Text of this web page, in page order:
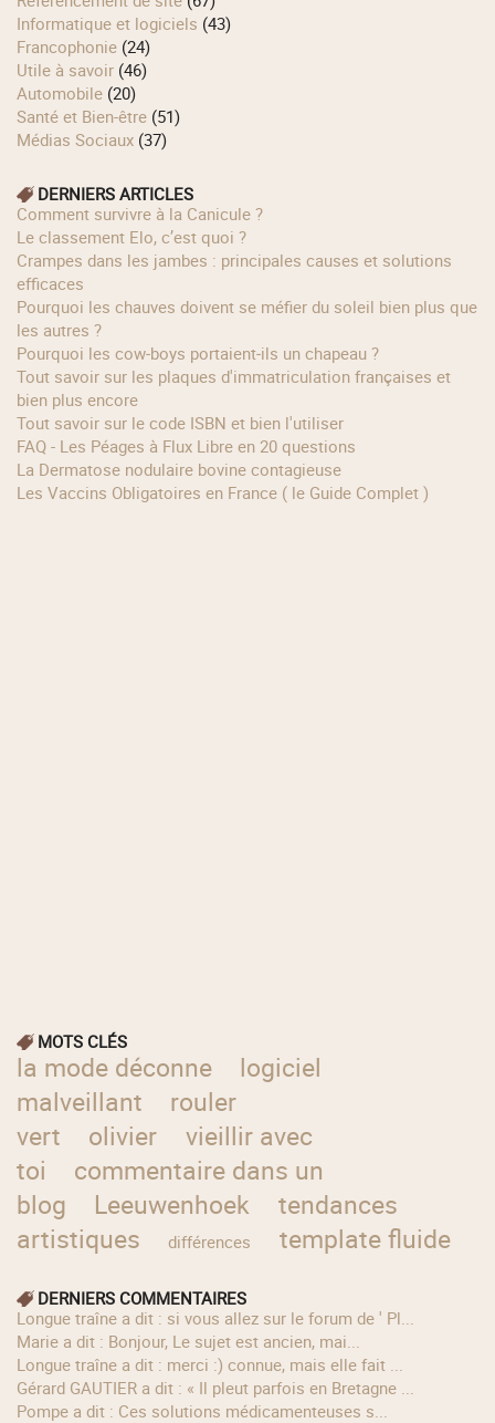
Informatique et logiciels (43)
Francophonie (24)
Utile à savoir (46)
Automobile (20)
Santé et Bien-être (51)
Médias Sociaux (37)
DERNIERS ARTICLES
Comment survivre à la Canicule ?
Le classement Elo, c’est quoi ?
Crampes dans les jambes : principales causes et solutions
efficaces
Pourquoi les chauves doivent se méfier du soleil bien plus que
les autres ?
Pourquoi les cow‑boys portaient‑ils un chapeau ?
Tout savoir sur les plaques d'immatriculation françaises et
bien plus encore
Tout savoir sur le code ISBN et bien l'utiliser
FAQ - Les Péages à Flux Libre en 20 questions
La Dermatose nodulaire bovine contagieuse
Les Vaccins Obligatoires en France ( le Guide Complet )
MOTS CLÉS
la mode déconne
logiciel
malveillant
rouler
vert
olivier
vieillir avec
toi
commentaire dans un
blog
Leeuwenhoek
tendances
artistiques
différences template fluide
DERNIERS COMMENTAIRES
longue traîne a dit : si vous allez sur le forum de ' Pl...
Marie a dit : Bonjour, Le sujet est ancien, mai...
longue traîne a dit : merci :) connue, mais elle fait ...
Gérard GAUTIER a dit : « Il pleut parfois en Bretagne ...
Pompe a dit : Ces solutions médicamenteuses s...